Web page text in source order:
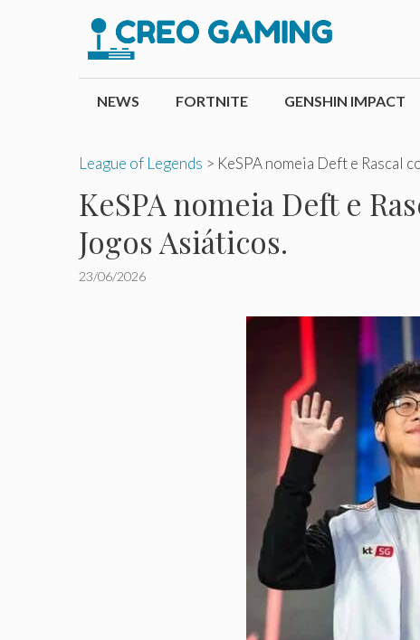
conteúdo
NEWS FORTNITE GENSHIN IMPACT
League of Legends > KeSPA nomeia Deft e Rascal
KeSPA nomeia Deft e
Jogos Asiáticos.
23/06/2026